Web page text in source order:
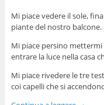
Mi piace vedere il sole,
piante del nostro balcone.
Mi piace persino
entrare la luce nella casa
Mi piace rivedere le tre
coi capelli che si